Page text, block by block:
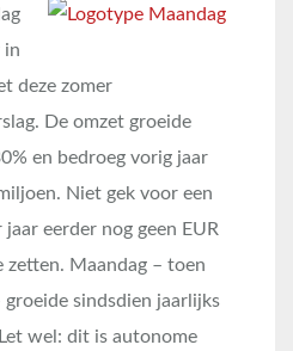
in
deze zomer
De omzet groeide
en bedroeg vorig jaar
Niet gek voor een
eerder nog geen EUR
Maandag – toen
groeide sindsdien jaarlijks
wel: dit is autonome